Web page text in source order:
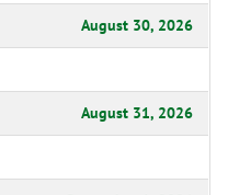
August 30, 2026
August 31, 2026